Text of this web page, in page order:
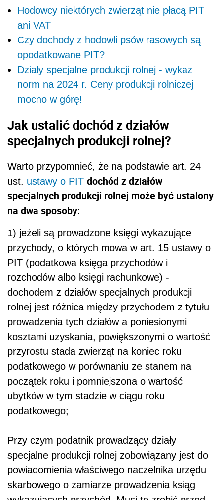
Hodowcy niektórych zwierząt nie płacą PIT
ani VAT
Czy dochody z hodowli psów rasowych są
opodatkowane PIT?
Działy specjalne produkcji rolnej - wykaz
norm na 2024 r. Ceny produkcji rolniczej
mocno w górę!
Jak ustalić dochód z działów
specjalnych produkcji rolnej?
Warto przypomnieć, że na podstawie art. 24
ust. ustawy o PIT dochód z działów
specjalnych produkcji rolnej może być ustalony
na dwa sposoby:
1) jeżeli są prowadzone księgi wykazujące
przychody, o których mowa w art. 15 ustawy o
PIT (podatkowa księga przychodów i
rozchodów albo księgi rachunkowe) -
dochodem z działów specjalnych produkcji
rolnej jest różnica między przychodem z tytułu
prowadzenia tych działów a poniesionymi
kosztami uzyskania, powiększonymi o wartość
przyrostu stada zwierząt na koniec roku
podatkowego w porównaniu ze stanem na
początek roku i pomniejszona o wartość
ubytków w tym stadzie w ciągu roku
podatkowego;
Przy czym podatnik prowadzący działy
specjalne produkcji rolnej zobowiązany jest do
powiadomienia właściwego naczelnika urzędu
skarbowego o zamiarze prowadzenia ksiąg